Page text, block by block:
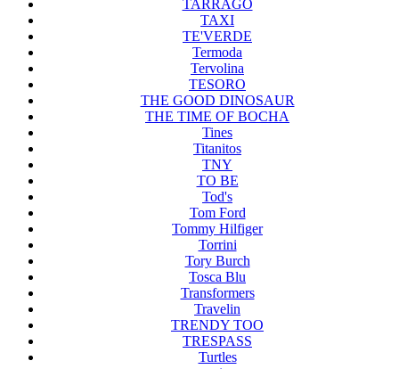
TARRAGO
TAXI
TE'VERDE
Termoda
Tervolina
TESORO
THE GOOD DINOSAUR
THE TIME OF BOCHA
Tines
Titanitos
TNY
TO BE
Tod's
Tom Ford
Tommy Hilfiger
Torrini
Tory Burch
Tosca Blu
Transformers
Travelin
TRENDY TOO
TRESPASS
Turtles